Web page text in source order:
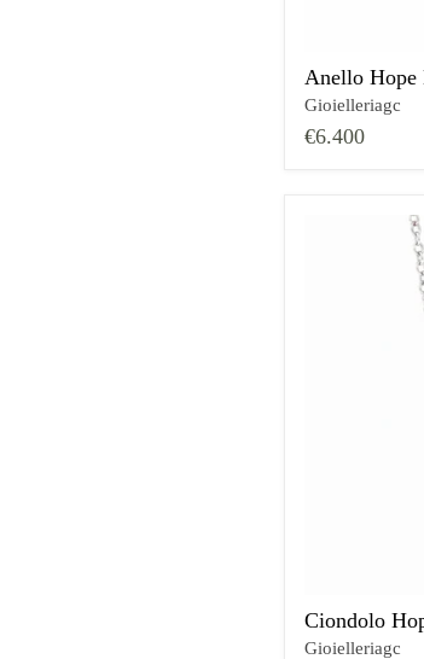
Anello Hope
Gioielleriagc
€6.400
Ciondolo
Gioielleriagc